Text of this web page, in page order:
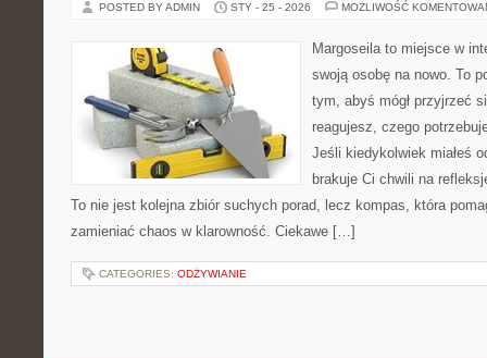
POSTED BY ADMIN STY - 25 - 2026 MOŻLIWOŚĆ
Margoseila to miejsce w
swoją osobę na nowo. To
tym, abyś mógł przyjrzeć
reagujesz, czego
Jeśli kiedykolwiek miałeś
brakuje Ci chwili na
To nie jest kolejna zbiór suchych porad, lecz kompas, która
zamieniać chaos w klarowność. Ciekawe […]
CATEGORIES: ODŻYWIANIE